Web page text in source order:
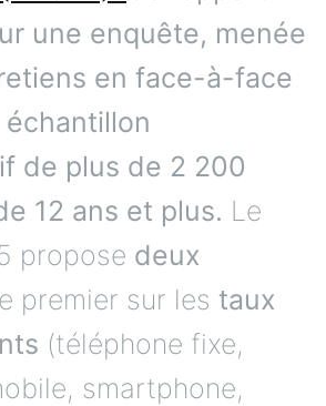
une enquête, menée
en face-à-face
échantillon
de plus de 2 200
12 ans et plus. Le
propose deux
premier sur les taux
(téléphone fixe,
smartphone,